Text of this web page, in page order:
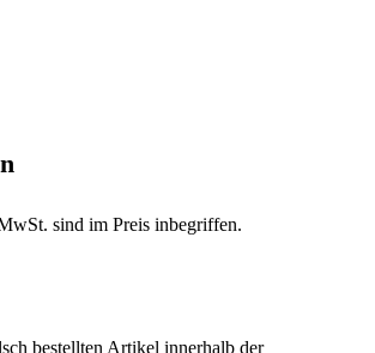
sind im Preis inbegriffen.
bestellten Artikel innerhalb der